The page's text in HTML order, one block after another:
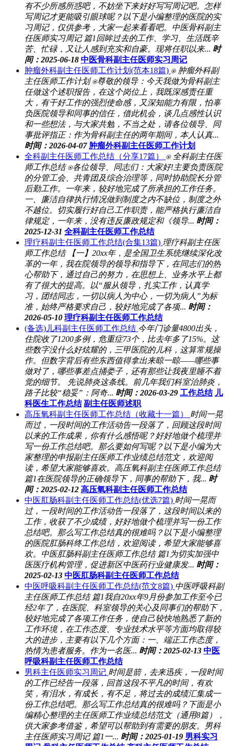
有不少所感所惑吧，不妨坐下来好好写写周记吧。怎样
写周记才更能吸引眼球呢？以下是小编整理的医院的实
习周记，仅供参考，大家一起来看看吧。中医骨科副主
任医师实习周记 篇1回眸过去的工作、学习、生活既辛
苦、忙碌，又让人感到充实和自豪。现将任职以来... 时
间：2025-06-18 中医骨科副主任医师实习周记
肿瘤外科副主任医师工作计划(范本18篇) ⍟ 肿瘤外科副
主任医师工作计划 ⍟尊敬的领导：今天我做为骨科副主
任做这个述职报告，在这个岗位上，我既深感责任重
大，有干好工作的强烈使命感，又深知能力有限，怕辜
负医院领导和同事的信任，借此机会，谈几点感性认识
和一些想法，与大家共勉，不当之处，请各位领导、同
事批评指正：作为骨科副主任的两年期间，本人认真...
时间：2026-04-07 肿瘤外科副主任医师工作计划
全科副主任医师工作总结（分享17篇）
⍟ 全科副主任医
师工作总结 ⍟各位领导、同志们：大家好!主要负责医院
的分管工会、共青团及综合治理等，同时协助院长分管
后勤工作。一年来，较好地完成了所承担的工作任务。
一、廉洁自律执行情况做到制度之内不缺位，制度之外
不越位。切实履行好自己工作职责，能严格执行廉洁自
律规定，一年来，没有违反廉政规定和《领导... 时间：
2025-12-31 全科副主任医师工作总结
理疗科副主任医师工作总结(合集13篇) 理疗科副主任医
师工作总结 【一】20xx年，是全国卫生系统继续深化改
革的一年，我在院领导的领导和指导下，在同志们的热
心帮助下，通过自己的努力，在思想上、业务水平上都
有了很大的提高。以“服从领导，扎实工作，认真学
习，团结同志，一切以病人为中心，一切为病人”为标
准，始终严格要求自己，较好地完成了各项... 时间：
2026-05-10 理疗科副主任医师工作总结
(备选)儿科副主任医师工作总结 今年门诊量4800出头，
住院收了1200多例，危重症73个，比去年多了15%。这
些数字没什么好炫耀的，三甲医院的儿科，这算常规操
作。但数字背后有些东西值得拿出来晾一晾——哪些事
做对了，哪些事差点捅娄子，还有那些让我夜里睡不着
觉的细节。 先说肺炎这条线。前几年我们科室治肺炎，
路子比较“稳妥”：阿奇... 时间：2026-03-29 工作总结 儿
科医生工作总结 副主任医师述职
高压氧科副主任医师工作总结（收藏十一篇）
时间一晃
而过，一段时间的工作活动告一段落了，回顾这段时间
以来的工作成果，你有什么感悟呢？好好地做个梳理并
写一份工作总结吧。那么要如何写呢？以下是小编为大
家整理的申报副主任医师工作业绩总结范文，欢迎阅
读，希望大家能够喜欢。高压氧科副主任医师工作总结
篇1在医院领导的正确领导下，同事的帮助下，我... 时
间：2025-02-12 高压氧科副主任医师工作总结
中医肛肠科副主任医师工作总结(优选7篇) 时间一晃而
过，一段时间的工作活动告一段落了，这段时间以来的
工作，收获了不少成绩，好好地做个梳理并写一份工作
总结吧。那么写工作总结真的很难吗？以下是小编整理
的医院肛肠科终工作总结，欢迎阅读，希望大家能够喜
欢。中医肛肠科副主任医师工作总结 篇1为切实加强中
医医疗机构管理，促进新区中医药行业健康发... 时间：
2025-02-13 中医肛肠科副主任医师工作总结
中医呼吸科副主任医师工作总结(范文8篇) 中医呼吸科副
主任医师工作总结 篇1我自20xx年9月份参加工作至今已
经2年了，在医院、科室领导的关心及同事们的帮助下，
较好地完成了各项工作任务，使自己较快地熟悉了新的
工作环境，在工作态度、专业技术水平等方面均取得较
大的进步，主要有以下几个方面：一、端正工作态度，
热情为患者服务。作为一名医... 时间：2025-02-13 中医
呼吸科副主任医师工作总结
男科主任医师实习周记 时间是箭，去来迅疾，一段时间
的工作已经告一段落，回首这段不平凡的时间，有欢
笑，有泪水，有成长，有不足，将过去的成绩汇集成一
份工作总结吧。那么写工作总结真的很难吗？下面是小
编精心整理的主任医师工作业绩总结范文（通用8篇），
供大家参考借鉴，希望可以帮助到有需要的朋友。男科
主任医师实习周记 篇1一... 时间：2025-01-19 男科实习